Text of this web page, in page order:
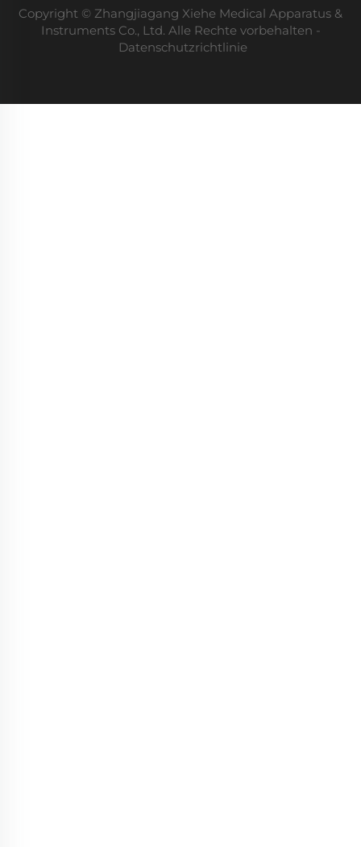
Copyright © Zhangjiagang Xiehe Medical Apparatus &
Instruments Co., Ltd. Alle Rechte vorbehalten -
Datenschutzrichtlinie